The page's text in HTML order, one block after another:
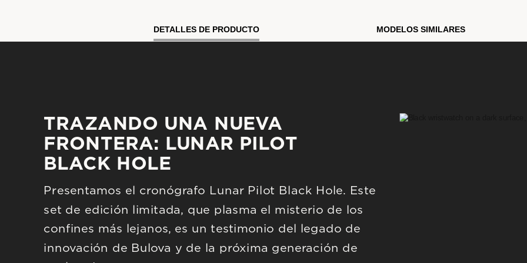
iónico negro a juego con
Lunar Pilot Black Hole se
DETALLES DE PRODUCTO MODELOS SIMILARES
Presentamos el cronógrafo Lunar Pilot Black Hole. Este
set de edición limitada, que plasma el misterio de los
confines más lejanos, es un testimonio del legado de
innovación de Bulova y de la próxima generación de
TRAZANDO UNA NUEVA
FRONTERA: LUNAR PILOT
BLACK HOLE